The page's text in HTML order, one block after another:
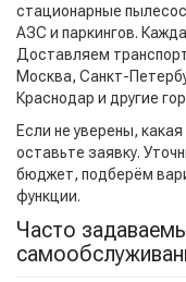
стационарные
АЗС и паркингов.
Доставляем
Москва, Санкт-
Краснодар и другие
Если не уверены,
оставьте заявку.
бюджет, подберём
функции.
Часто